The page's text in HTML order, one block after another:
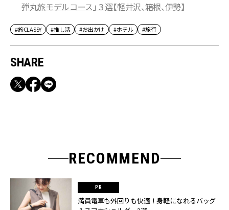
弾丸旅モデルコース」３選【軽井沢、箱根、伊勢】
#旅CLASSY #推し活 #お出かけ #ホテル #旅行
SHARE
RECOMMEND
満員電車も外回りも快適！身軽になれるバッグ